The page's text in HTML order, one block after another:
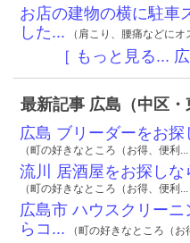
お店の建物の横に駐車
した... （肩こり、腰痛などに
［ もっと見る...
最新記事 広島（中区・
広島 ブリーダーをお
（町の好きなところ（お得、便利
流川 居酒屋をお探し
（町の好きなところ（お得、便利
広島市 ハウスクリーニ
らコ... （町の好きなところ（